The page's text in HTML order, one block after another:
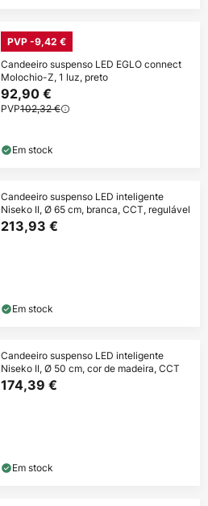
PVP -9,42 €
Candeeiro suspenso LED EGLO connect
Molochio-Z, 1 luz, preto
92,90 €
PVP102,32 €
Em stock
Candeeiro suspenso LED inteligente
Niseko II, Ø 65 cm, branca, CCT, regulável
213,93 €
Em stock
Candeeiro suspenso LED inteligente
Niseko II, Ø 50 cm, cor de madeira, CCT
174,39 €
Em stock